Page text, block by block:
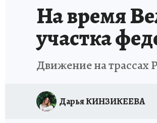
На время
участка
Движение на трассах
Дарья КИНЗИКЕЕВА